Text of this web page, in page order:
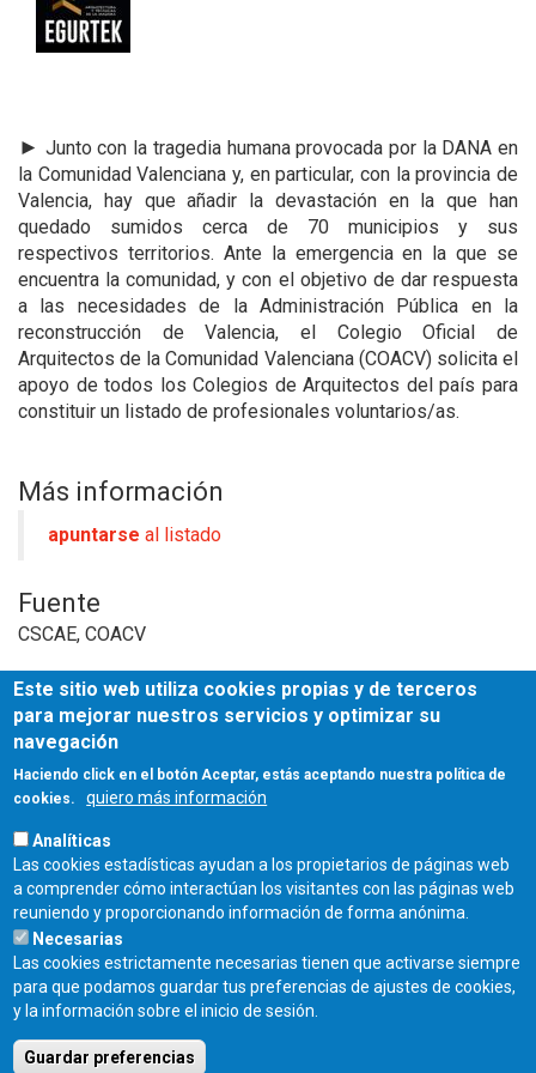
► Junto con la tragedia humana provocada por la DANA en
la Comunidad Valenciana y, en particular, con la provincia de
Valencia, hay que añadir la devastación en la que han
quedado sumidos cerca de 70 municipios y sus
respectivos territorios. Ante la emergencia en la que se
encuentra la comunidad, y con el objetivo de dar respuesta
a las necesidades de la Administración Pública en la
reconstrucción de Valencia, el Colegio Oficial de
Arquitectos de la Comunidad Valenciana (COACV) solicita el
apoyo de todos los Colegios de Arquitectos del país para
constituir un listado de profesionales voluntarios/as.
Más información
apuntarse al listado
Fuente
CSCAE, COACV
Fecha de publicación:
Jueves, 5 Diciembre, 2024
Este sitio web utiliza cookies propias y de terceros
para mejorar nuestros servicios y optimizar su
navegación
Haciendo click en el botón Aceptar, estás aceptando nuestra política de
cookies.
quiero más información
Analíticas
Las cookies estadísticas ayudan a los propietarios de páginas web
a comprender cómo interactúan los visitantes con las páginas web
reuniendo y proporcionando información de forma anónima.
Necesarias
Las cookies estrictamente necesarias tienen que activarse siempre
para que podamos guardar tus preferencias de ajustes de cookies,
y la información sobre el inicio de sesión.
Guardar preferencias